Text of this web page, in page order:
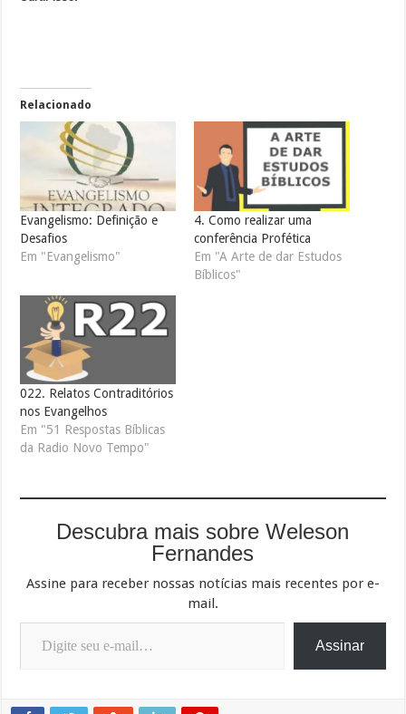
Relacionado
Evangelismo: Definição e
Desafios
Em "Evangelismo"
4. Como realizar uma
conferência Profética
Em "A Arte de dar Estudos
Bíblicos"
022. Relatos Contraditórios
nos Evangelhos
Em "51 Respostas Bíblicas
da Radio Novo Tempo"
Descubra mais sobre Weleson
Fernandes
Assine para receber nossas notícias mais recentes por e-
mail.
Digite seu e-mail…
Assinar